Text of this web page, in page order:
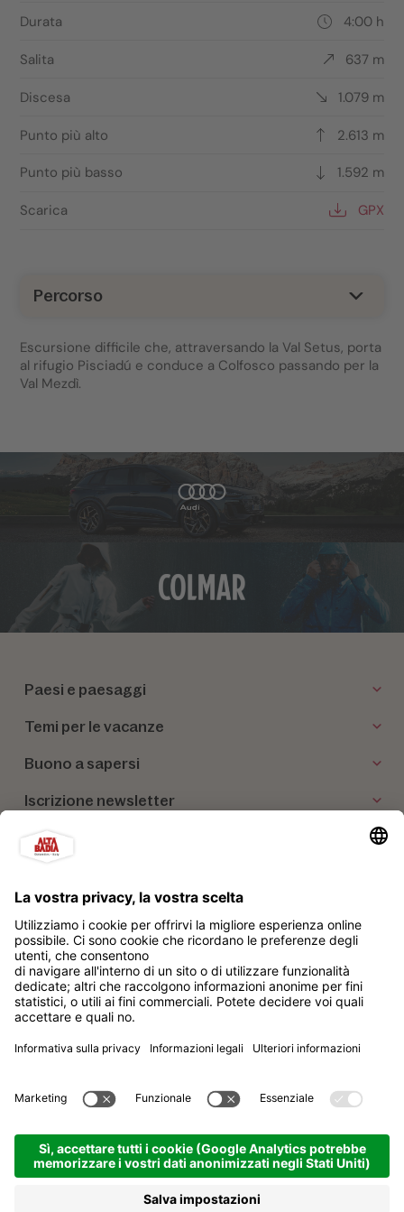
Percorso
Escursione difficile che, attraversando la Val Setus, porta
al rifugio Pisciadú e conduce a Colfosco passando per la
Val Mezdì.
Durata 4:00 h
Salita 637 m
Discesa 1.079 m
Punto più alto 2.613 m
Punto più basso 1.592 m
Scarica GPX
Paesi e paesaggi
Temi per le vacanze
Buono a sapersi
Iscrizione newsletter
I nostri partner
Alta Badia Brand Soc. Cons. a r.l.
Impressum
produced by